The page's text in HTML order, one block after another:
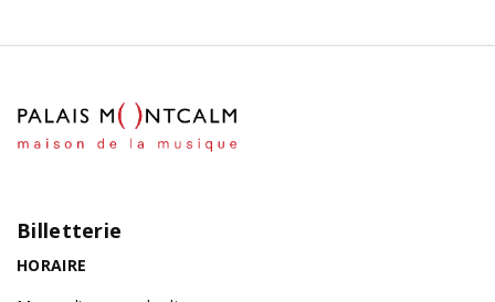
Billetterie
HORAIRE